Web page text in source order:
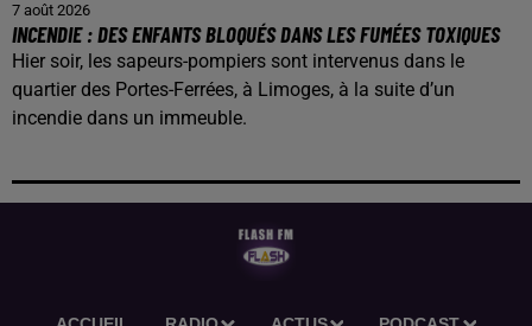
7 août 2026
INCENDIE : DES ENFANTS BLOQUÉS DANS LES FUMÉES TOXIQUES
Hier soir, les sapeurs-pompiers sont intervenus dans le
quartier des Portes-Ferrées, à Limoges, à la suite d’un
incendie dans un immeuble.